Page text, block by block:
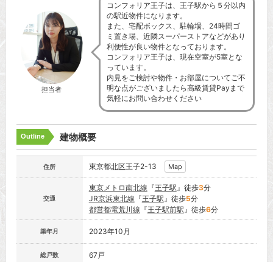
担当者
コンフォリア王子は、王子駅から５分以内
の駅近物件になります。
また、宅配ボックス、駐輪場、24時間ゴ
ミ置き場、近隣スーパーストアなどがあり
利便性が良い物件となっております。
コンフォリア王子は、現在空室が5室とな
っています。
内見をご検討や物件・お部屋についてご不
明な点がございましたら高級賃貸Payまで
気軽にお問い合わせください
Outline 建物概要
住所 東京都北区王子2-13 Map
交通
東京メトロ南北線 『王子駅』徒歩3分
JR京浜東北線 『王子駅』徒歩5分
都営都電荒川線 『王子駅前駅』徒歩6分
築年月 2023年10月
総戸数 67戸